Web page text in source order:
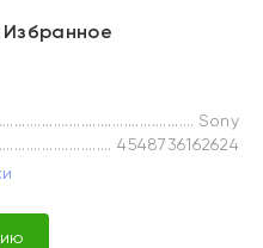
Избранное
Sony
4548736162624